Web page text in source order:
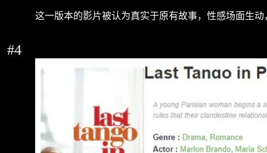
这一版本的影片被认为真实于原有故事，性感场面生动
#4